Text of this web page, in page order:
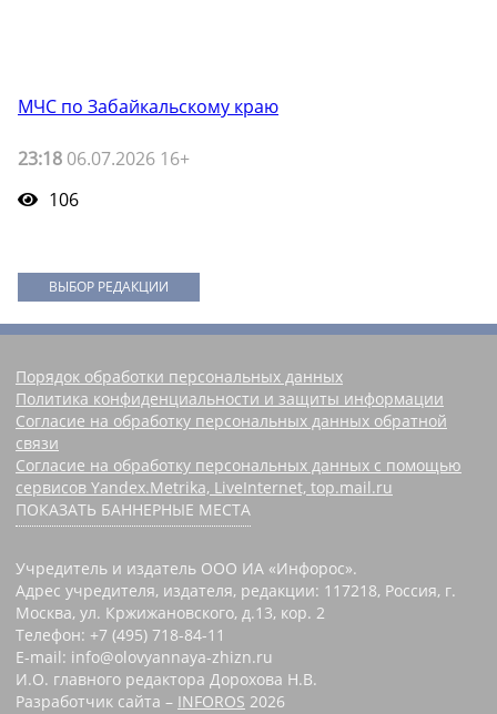
МЧС по Забайкальскому краю
23:18 06.07.2026 16+
106
ВЫБОР РЕДАКЦИИ
Порядок обработки персональных данных
Политика конфиденциальности и защиты информации
Согласие на обработку персональных данных обратной
связи
Согласие на обработку персональных данных с помощью
сервисов Yandex.Metrika, LiveInternet, top.mail.ru
ПОКАЗАТЬ БАННЕРНЫЕ МЕСТА
Учредитель и издатель ООО ИА «Инфорос».
Адрес учредителя, издателя, редакции: 117218, Россия, г.
Москва, ул. Кржижановского, д.13, кор. 2
Телефон: +7 (495) 718-84-11
E-mail: info@olovyannaya-zhizn.ru
И.О. главного редактора Дорохова Н.В.
Разработчик сайта – INFOROS 2026